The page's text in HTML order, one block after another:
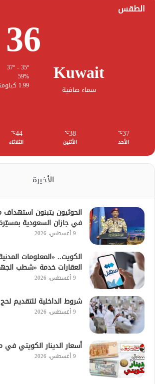
الطقس
Kuwait
سماء صافية
36
59%
1.99 كيلومتر/ساعة
37
℃
الأحد
38
℃
الأثنين
44
℃
الثلاثاء
الأخيرة
الحوثيون يتبنون استهداف
في جازان السعودية
9 أغسطس، 2026
الكويت.. «المعلومات
العقارات خدمة «شطب
9 أغسطس، 2026
شروط الداخلية للتقديم لحج
9 أغسطس، 2026
أسعار الدينار الكويتي في
9 أغسطس، 2026